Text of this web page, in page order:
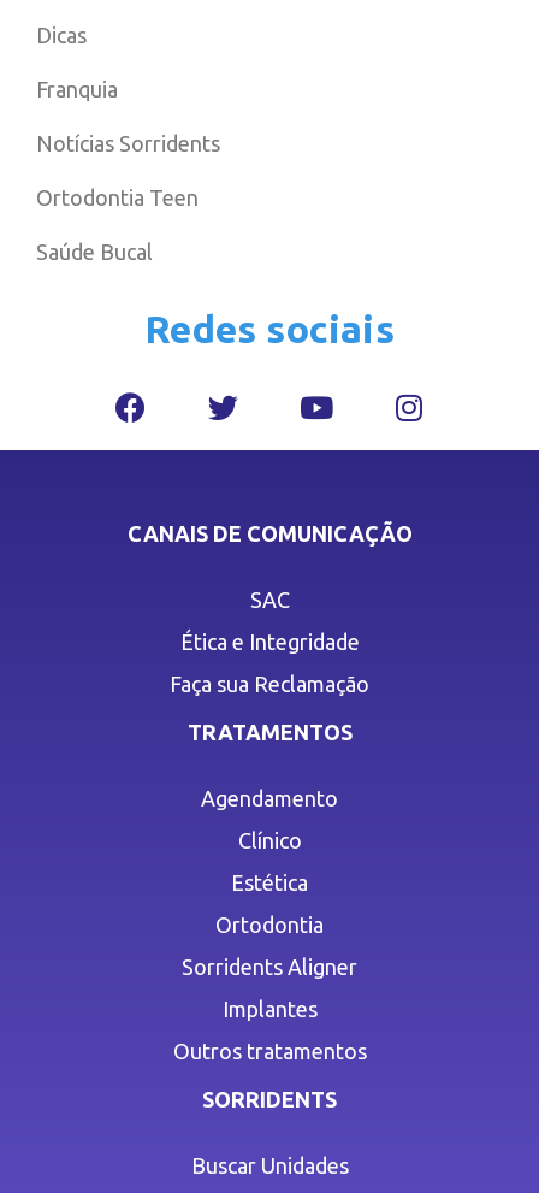
Dicas
Franquia
Notícias Sorridents
Ortodontia Teen
Saúde Bucal
Redes sociais
CANAIS DE COMUNICAÇÃO
SAC
Ética e Integridade
Faça sua Reclamação
TRATAMENTOS
Agendamento
Clínico
Estética
Ortodontia
Sorridents Aligner
Implantes
Outros tratamentos
SORRIDENTS
Buscar Unidades